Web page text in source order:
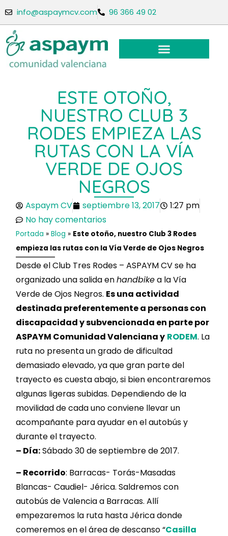
info@aspaymcv.com 96 366 49 02
ESTE OTOÑO,
NUESTRO CLUB 3
RODES EMPIEZA LAS
RUTAS CON LA VÍA
VERDE DE OJOS
NEGROS
Aspaym CV septiembre 13, 2017
1:27 pm
No hay comentarios
Portada »Blog » Este otoño, nuestro Club 3 Rodes
empieza las rutas con la Vía Verde de Ojos Negros
Desde el Club Tres Rodes – ASPAYM CV se ha
organizado una salida enhandbikea la Vía
Verde de Ojos Negros. Es una actividad
destinada preferentemente a personas con
discapacidad y subvencionada en parte por
ASPAYM Comunidad Valenciana y RODEM. La
ruta no presenta un grado de dificultad
demasiado elevado, ya que gran parte del
trayecto es cuesta abajo, si bien encontraremos
algunas ligeras subidas. Dependiendo de la
movilidad de cada uno conviene llevar un
acompañante para ayudar en el autobús y
durante el trayecto.
– Día:Sábado 30 de septiembre de 2017.
– Recorrido: Barracas- Torás-Masadas
Blancas- Caudiel- Jérica. Saldremos con
autobús de Valencia a Barracas. Allí
empezaremos la ruta hasta Jérica donde
comeremos en el área de descanso “Casilla